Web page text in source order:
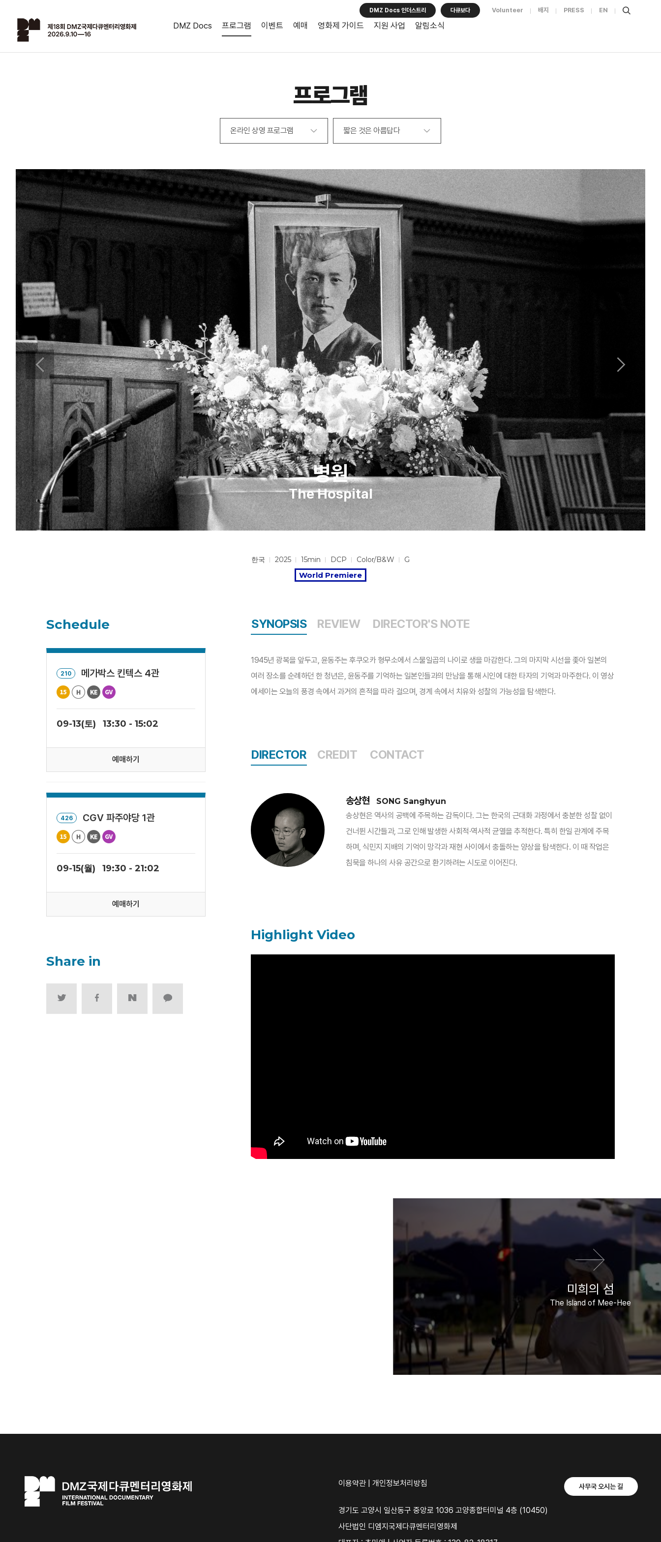
DMZ Docs 프로그램 이벤트 예매 영화제 가이드 지원 사업 알림소식
DMZ Docs 인더스트리 다큐보다 Volunteer 배지 PRESS EN
프로그램
온라인 상영 프로그램 짧은 것은 아름답다
병원
The Hospital
한국 2025 15min DCP Color/B&W G
World Premiere
SYNOPSIS REVIEW DIRECTOR'S NOTE
1945년 광복을 앞두고, 윤동주는 후쿠오카 형무소에서 스물일곱의 나이로 생을 마감한다. 그의 마지막 시선을 좇아 일본의
여러 장소를 순례하던 한 청년은, 윤동주를 기억하는 일본인들과의 만남을 통해 시인에 대한 타자의 기억과 마주한다. 이 영상
에세이는 오늘의 풍경 속에서 과거의 흔적을 따라 걸으며, 경계 속에서 치유와 성찰의 가능성을 탐색한다.​
DIRECTOR CREDIT CONTACT
송상현
SONG Sanghyun
송상현은 역사의 공백에 주목하는 감독이다. 그는 한국의 근대화 과정에서 충분한 성찰 없이
건너뛴 시간들과, 그로 인해 발생한 사회적·역사적 균열을 추적한다. 특히 한일 관계에 주목
하며, 식민지 지배의 기억이 망각과 재현 사이에서 충돌하는 양상을 탐색한다. 이 때 작업은
침묵을 하나의 사유 공간으로 환기하려는 시도로 이어진다.
Highlight Video
Schedule
210 메가박스 킨텍스 4관
09-13(토) 13:30 - 15:02
예매하기
426 CGV 파주야당 1관
09-15(월) 19:30 - 21:02
예매하기
Share in
다음 영화
미희의 섬
The Island of Mee-Hee
이용약관 개인정보처리방침
경기도 고양시 일산동구 중앙로 1036 고양종합터미널 4층 (10450)
사단법인 디엠지국제다큐멘터리영화제
사무국 오시는 길